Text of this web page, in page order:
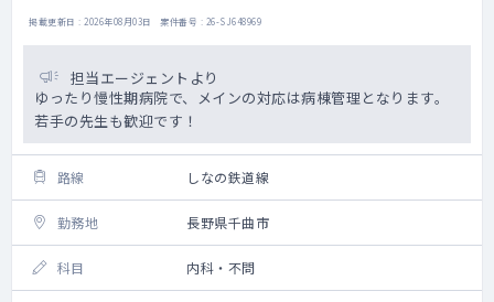
掲載更新日 : 2026年08月03日 案件番号 : 26-SJ648969
担当エージェントより
ゆったり慢性期病院で、メインの対応は病棟管理となります。
若手の先生も歓迎です！
路線 しなの鉄道線
勤務地 長野県千曲市
科目 内科・不問